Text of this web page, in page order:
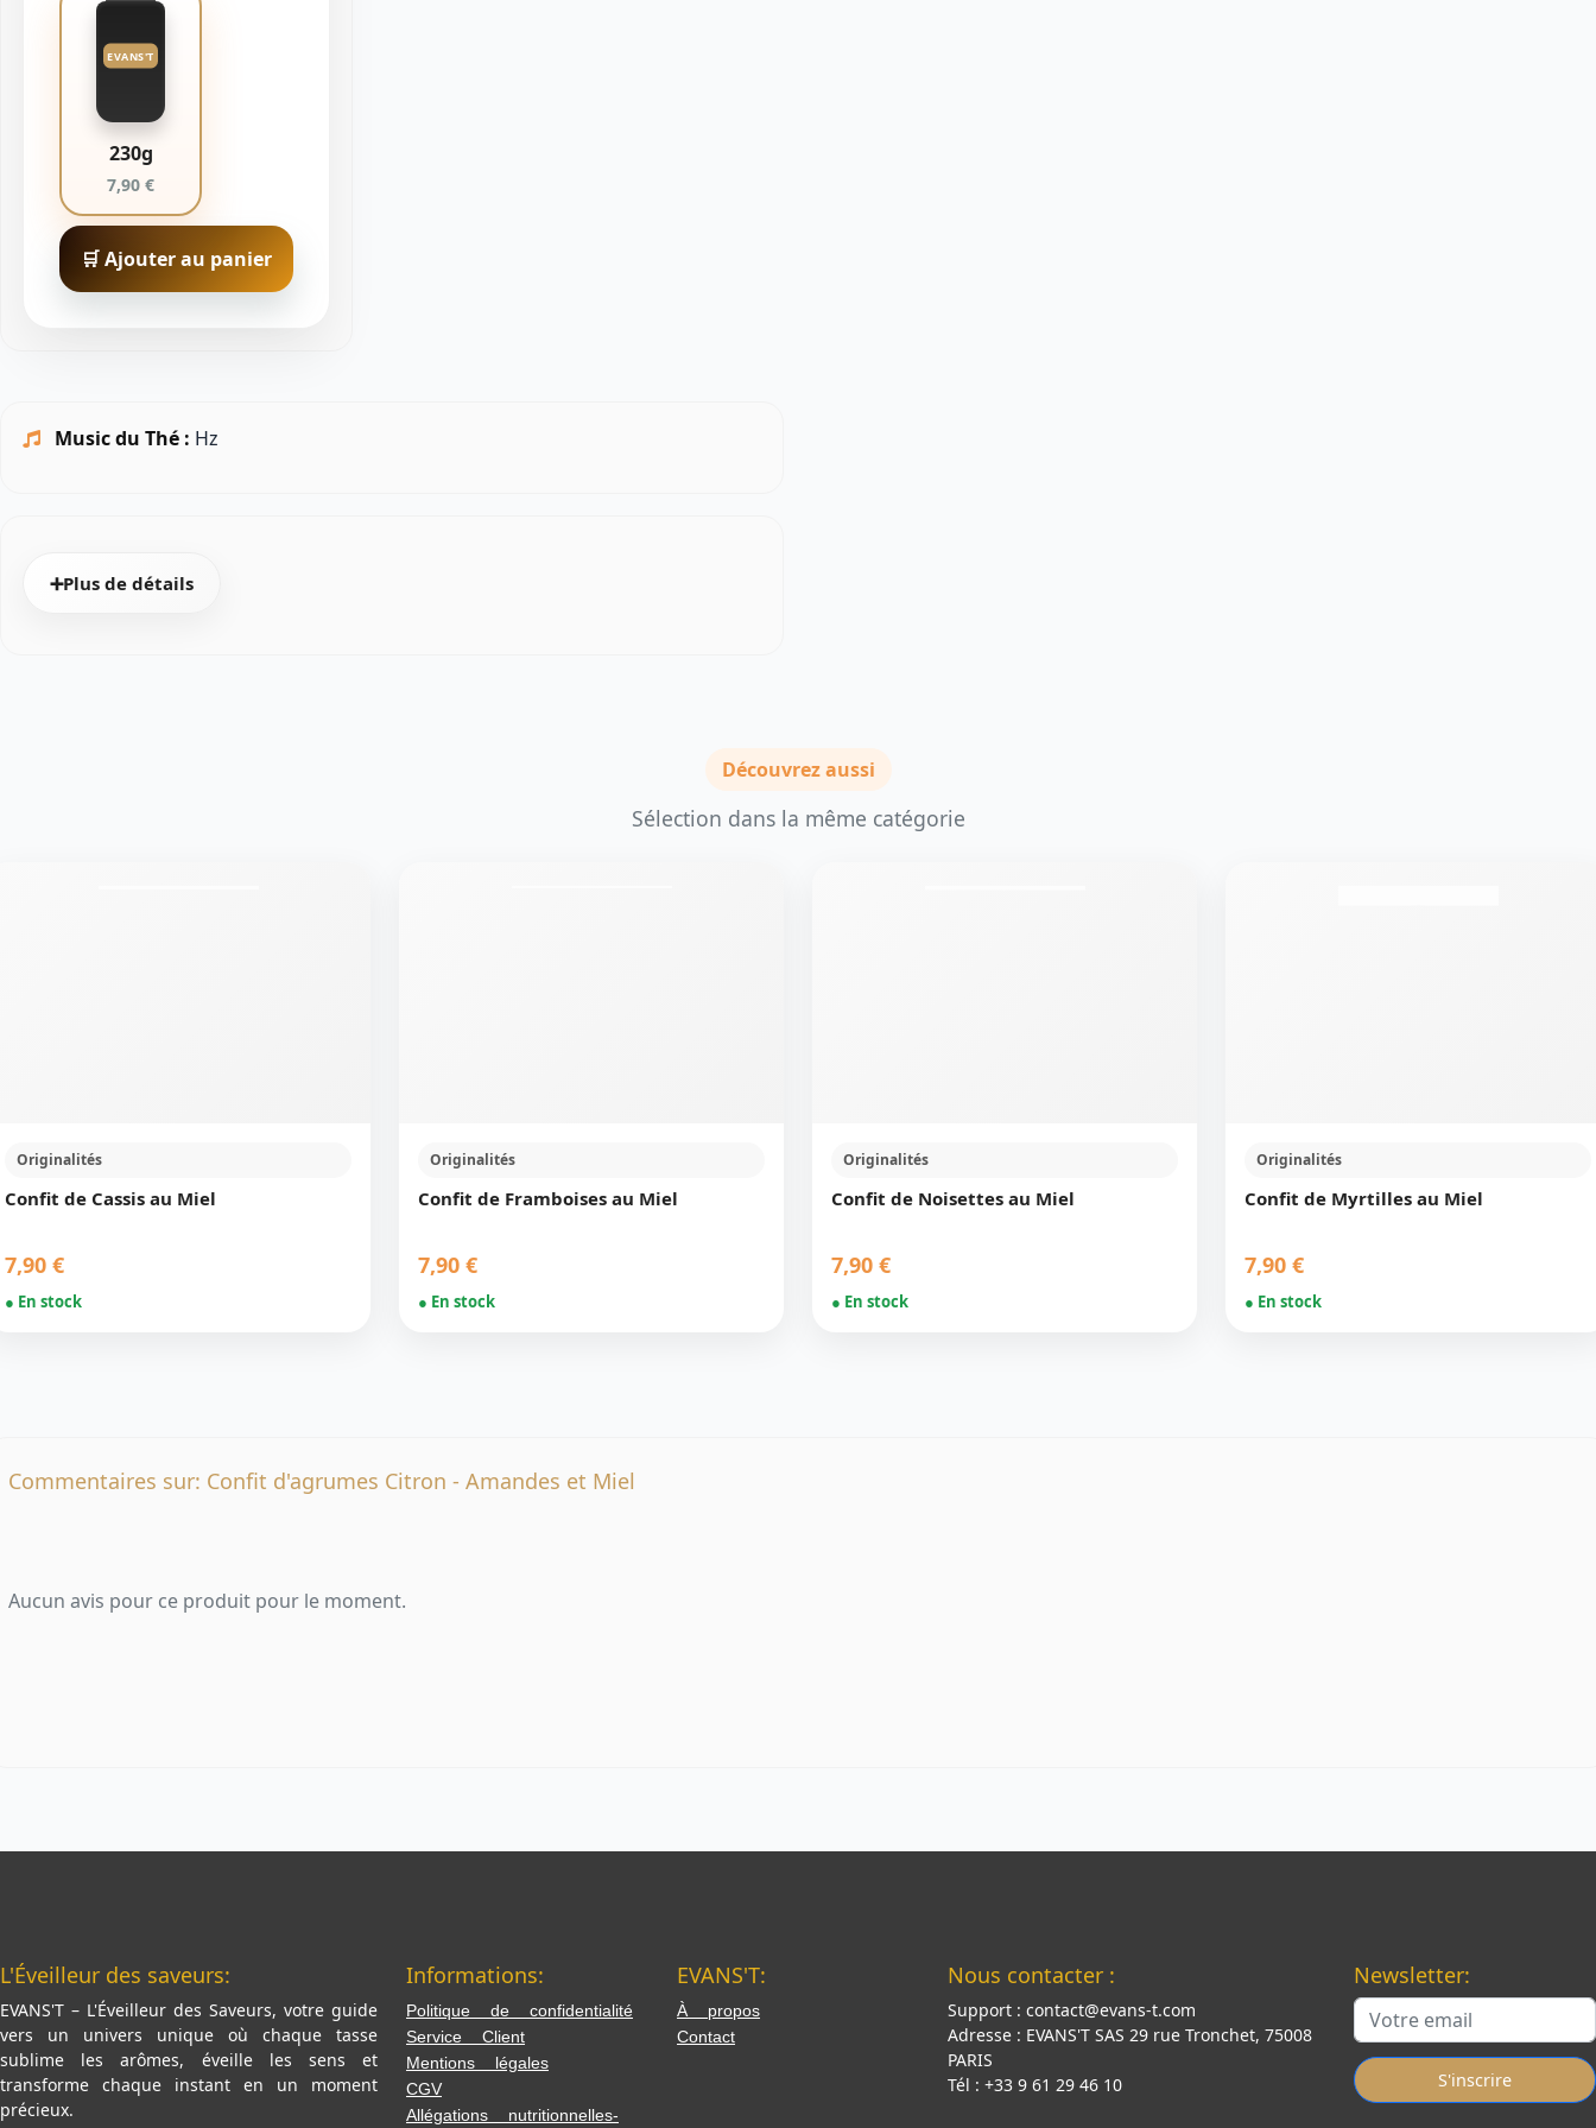
EVANS'T
230g
7,90 €
🛒 Ajouter au panier
Music du Thé : Hz
➕Plus de détails
Découvrez aussi
Sélection dans la même catégorie
Originalités
Confit de Cassis au Miel
7,90 €
● En stock
Originalités
Confit de Framboises au Miel
7,90 €
● En stock
Originalités
Confit de Noisettes au Miel
7,90 €
● En stock
Originalités
Confit de Myrtilles au Miel
7,90 €
● En stock
Commentaires sur: Confit d'agrumes Citron - Amandes et Miel
Aucun avis pour ce produit pour le moment.
L'Éveilleur des saveurs:
EVANS'T – L'Éveilleur des Saveurs, votre guide
vers un univers unique où chaque tasse
sublime les arômes, éveille les sens et
transforme chaque instant en un moment
précieux.
Informations:
Politique de confidentialité
Service Client
Mentions légales
CGV
Allégations nutritionnelles-
EVANS'T:
À propos
Contact
Nous contacter :
Support : contact@evans-t.com
Adresse : EVANS'T SAS 29 rue Tronchet, 75008
PARIS
Tél : +33 9 61 29 46 10
Newsletter:
S'inscrire